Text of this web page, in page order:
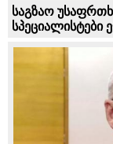
საგზაო
სპეციალისტები